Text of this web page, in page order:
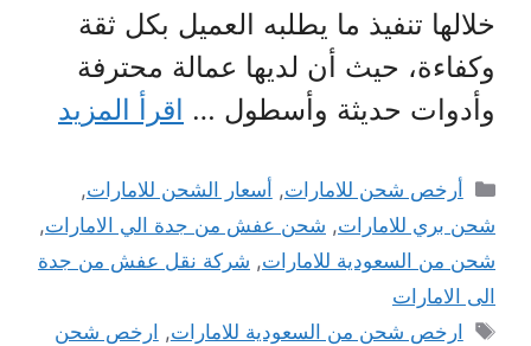
خلالها تنفيذ ما يطلبه العميل بكل ثقة
وكفاءة، حيث أن لديها عمالة محترفة
وأدوات حديثة وأسطول … اقرأ المزيد
التصنيفات
أرخص شحن للامارات, أسعار الشحن للامارات,
شحن بري للامارات, شحن عفش من جدة الي الامارات,
شحن من السعودية للامارات, شركة نقل عفش من جدة
الى الامارات
الوسوم
ارخص شحن من السعودية للامارات, ارخص شحن